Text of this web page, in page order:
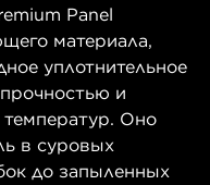
Panel
материала,
уплотнительное
и
Оно
в суровых
до запыленных